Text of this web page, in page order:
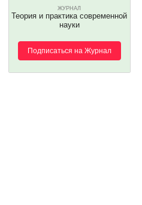
ЖУРНАЛ
Теория и практика современной
науки
Подписаться на Журнал